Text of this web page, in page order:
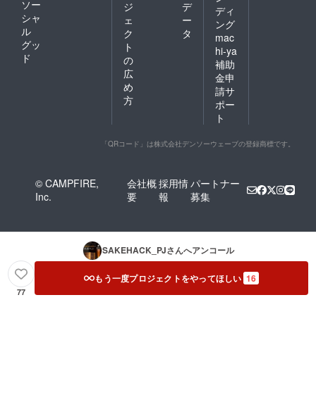
ソー
シャ
ル
グッ
ド
ジ
ェ
ク
ト
の
広
め
方
デ
ー
タ
ディ
ング
mac
hi-ya
補助
金申
請サ
ポー
ト
「QRコード」は株式会社デンソーウェーブの登録商標です。
© CAMPFIRE,
Inc.
会社概
要
採用情
報
パートナー
募集
SAKEHACK_PJさんへアンコール
77
もう一度プロジェクトをやってほしい 16